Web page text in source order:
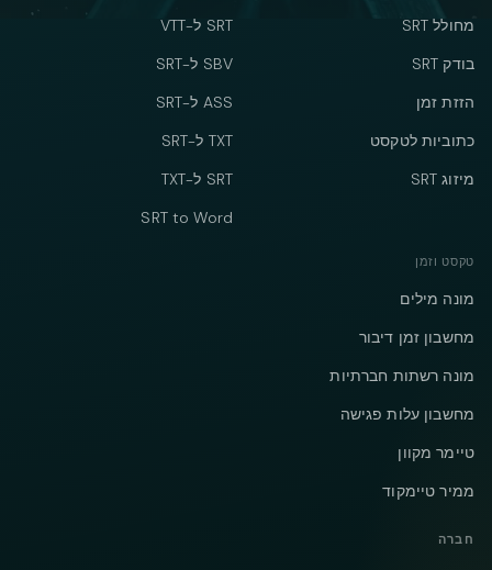
מחולל SRT
בודק SRT
הזזת זמן
כתוביות לטקסט
מיזוג SRT
SRT ל-VTT
SBV ל-SRT
ASS ל-SRT
TXT ל-SRT
SRT ל-TXT
SRT to Word
טקסט וזמן
מונה מילים
מחשבון זמן דיבור
מונה רשתות חברתיות
מחשבון עלות פגישה
טיימר מקוון
ממיר טיימקוד
חברה